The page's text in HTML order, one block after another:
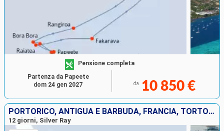
Pensione completa
da 10 850 €
Partenza da Papeete
dom 24 gen 2027
PORTORICO, ANTIGUA E BARBUDA, FRANCIA, TORTOLA, ANGUILLA, STATI UNITI
12 giorni, Silver Ray